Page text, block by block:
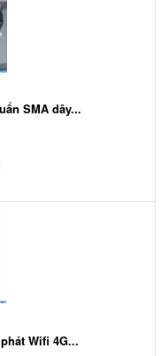
SMA dây...
Wifi 4G...